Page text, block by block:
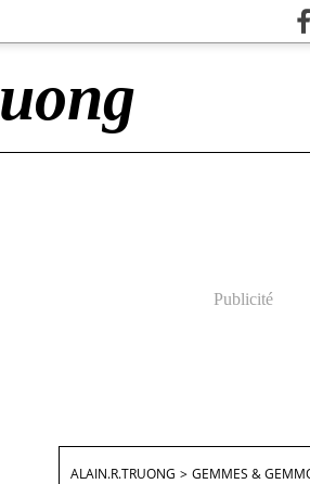
Publicité
ALAIN.R.TRUONG > GEMMES &